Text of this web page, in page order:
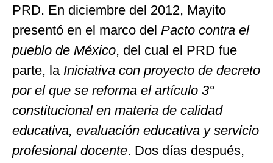
PRD. En diciembre del 2012, Mayito
presentó en el marco del Pacto contra el
pueblo de México, del cual el PRD fue
parte, la Iniciativa con proyecto de decreto
por el que se reforma el artículo 3°
constitucional en materia de calidad
educativa, evaluación educativa y servicio
profesional docente. Dos días después,